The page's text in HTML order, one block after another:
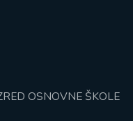
OSNOVNE ŠKOLE